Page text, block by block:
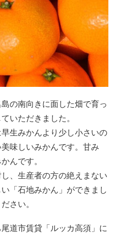
の南向きに面した畑で育っ
いただきました。
生みかんより少し小さいの
味しいみかんです。甘み
んです。
、生産者の方の絶えまない
「石地みかん」ができまし
さい。
道市賃貸「ルッカ高須」に